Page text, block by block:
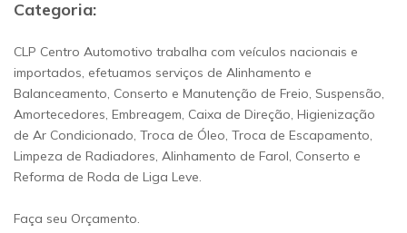
Categoria:
CLP Centro Automotivo trabalha com veículos nacionais e
importados, efetuamos serviços de Alinhamento e
Balanceamento, Conserto e Manutenção de Freio, Suspensão,
Amortecedores, Embreagem, Caixa de Direção, Higienização
de Ar Condicionado, Troca de Óleo, Troca de Escapamento,
Limpeza de Radiadores, Alinhamento de Farol, Conserto e
Reforma de Roda de Liga Leve.
Faça seu Orçamento.